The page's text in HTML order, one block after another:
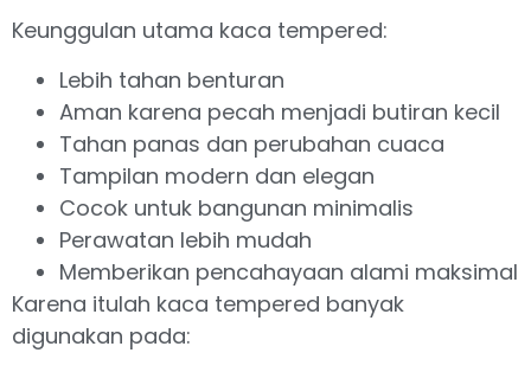
Keunggulan utama kaca tempered:
Lebih tahan benturan
Aman karena pecah menjadi butiran kecil
Tahan panas dan perubahan cuaca
Tampilan modern dan elegan
Cocok untuk bangunan minimalis
Perawatan lebih mudah
Memberikan pencahayaan alami maksimal
Karena itulah kaca tempered banyak
digunakan pada: